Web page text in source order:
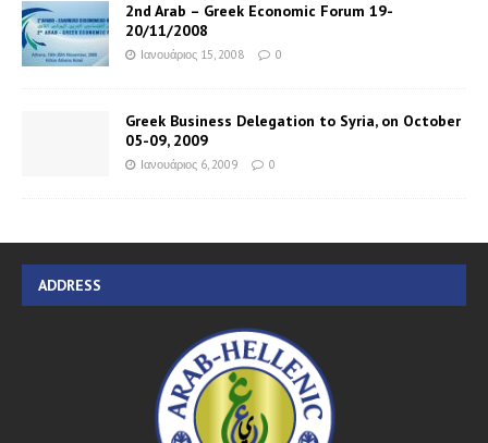
2nd Arab – Greek Economic Forum 19-
20/11/2008
Ιανουάριος 15, 2008 0
Greek Business Delegation to Syria, on October
05-09, 2009
Ιανουάριος 6, 2009 0
ADDRESS